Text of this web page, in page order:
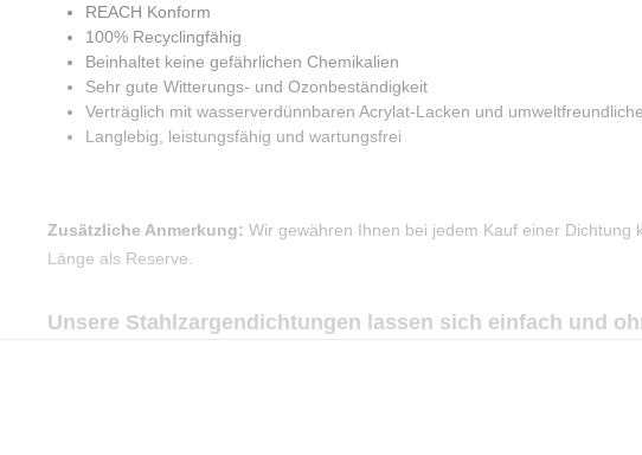
REACH Konform
100% Recyclingfähig
Beinhaltet keine gefährlichen Chemikalien
Sehr gute Witterungs- und Ozonbeständigkeit
Verträglich mit wasserverdünnbaren Acrylat-Lacken und
Langlebig, leistungsfähig und wartungsfrei
Zusätzliche Anmerkung: Wir gewähren Ihnen bei jedem Kauf einer
Länge als Reserve.
Unsere Stahlzargendichtungen lassen sich einfach und
Reinigen Sie die Nut (Kerbe für das Einsetzen der Dichtung)